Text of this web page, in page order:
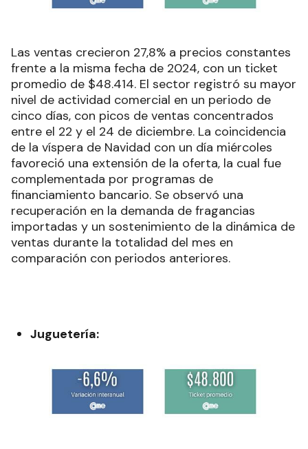
Las ventas crecieron 27,8% a precios constantes
frente a la misma fecha de 2024, con un ticket
promedio de $48.414. El sector registró su mayor
nivel de actividad comercial en un periodo de
cinco días, con picos de ventas concentrados
entre el 22 y el 24 de diciembre. La coincidencia
de la víspera de Navidad con un día miércoles
favoreció una extensión de la oferta, la cual fue
complementada por programas de
financiamiento bancario. Se observó una
recuperación en la demanda de fragancias
importadas y un sostenimiento de la dinámica de
ventas durante la totalidad del mes en
comparación con periodos anteriores.
Juguetería: